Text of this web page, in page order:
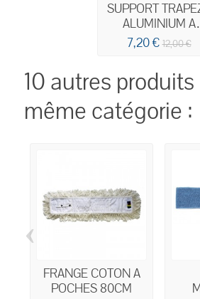
SUPPORT
ALUMINIUM A
BANDES VELCRO
60CM
7,20 €12,00 €
10 autres
même catégorie :
FRANGE COTON A
POCHES 80CM
‹